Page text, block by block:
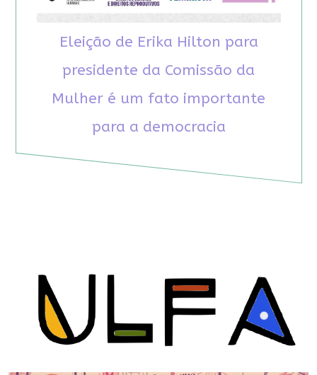
Eleição de Erika Hilton para
presidente da Comissão da
Mulher é um fato importante
para a democracia